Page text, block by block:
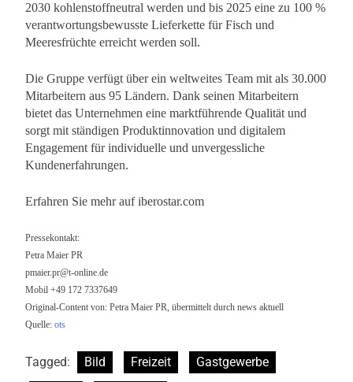
2030 kohlenstoffneutral werden und bis 2025 eine zu 100 %
verantwortungsbewusste Lieferkette für Fisch und
Meeresfrüchte erreicht werden soll.
Die Gruppe verfügt über ein weltweites Team mit als 30.000
Mitarbeitern aus 95 Ländern. Dank seinen Mitarbeitern
bietet das Unternehmen eine marktführende Qualität und
sorgt mit ständigen Produktinnovation und digitalem
Engagement für individuelle und unvergessliche
Kundenerfahrungen.
Erfahren Sie mehr auf iberostar.com
Pressekontakt:
Petra Maier PR
pmaier.pr@t-online.de
Mobil +49 172 7337649
Original-Content von: Petra Maier PR, übermittelt durch news aktuell
Quelle: ots
Tagged: Bild Freizeit Gastgewerbe